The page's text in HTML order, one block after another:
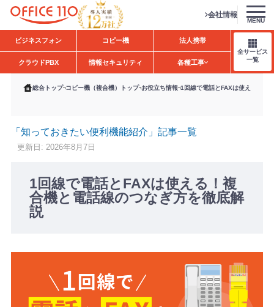
H
o
会社情報
MENU
ビジネスフォン コピー機 法人携帯
クラウドPBX 情報セキュリティ 各種工事
全サービス
一覧
総合トップ コピー機（複合機）トップ お役立ち情報 1回線で電話とFAXは使える！複
「知っておきたい便利機能紹介」記事一覧
更新日: 2026年8月7日
1回線で電話とFAXは使える！複
合機と電話線のつなぎ方を徹底解
説